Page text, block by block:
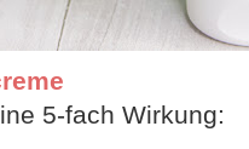
5-fach Wirkung: